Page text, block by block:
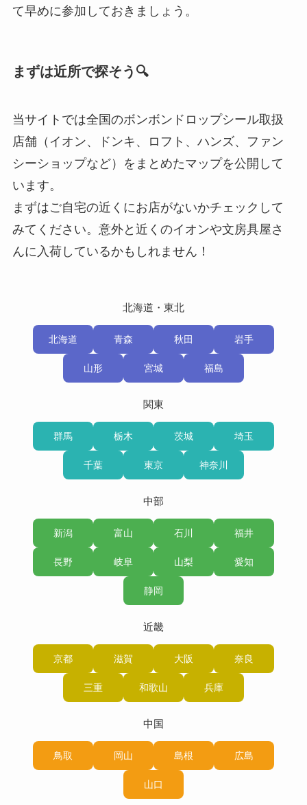
て早めに参加しておきましょう。
まずは近所で探そう🔍
当サイトでは全国のボンボンドロップシール取扱
店舗（イオン、ドンキ、ロフト、ハンズ、ファン
シーショップなど）をまとめたマップを公開して
います。
まずはご自宅の近くにお店がないかチェックして
みてください。意外と近くのイオンや文房具屋さ
んに入荷しているかもしれません！
北海道・東北
北海道 青森 秋田 岩手
山形 宮城 福島
関東
群馬 栃木 茨城 埼玉
千葉 東京 神奈川
中部
新潟 富山 石川 福井
長野 岐阜 山梨 愛知
静岡
近畿
京都 滋賀 大阪 奈良
三重 和歌山 兵庫
中国
鳥取 岡山 島根 広島
山口